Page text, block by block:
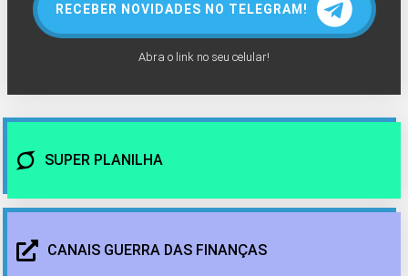
RECEBER NOVIDADES NO TELEGRAM!
Abra o link no seu celular!
SUPER PLANILHA
CANAIS GUERRA DAS FINANÇAS